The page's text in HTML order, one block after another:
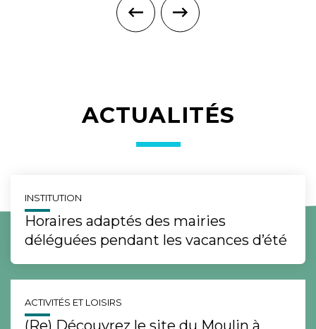
ACTUALITÉS
INSTITUTION
Horaires adaptés des mairies
déléguées pendant les vacances d’été
ACTIVITÉS ET LOISIRS
(Re) Découvrez le site du Moulin à